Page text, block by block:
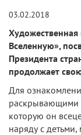
03.02.2018
Художественная
Вселенную»,
Президента
продолжает
Для
раскрывающими
которую он
наряду с